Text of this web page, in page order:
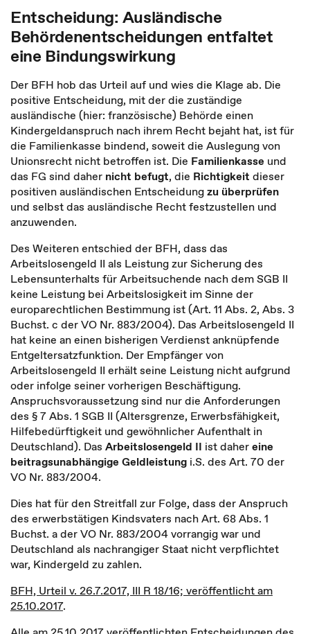
Entscheidung: Ausländische
Behördenentscheidungen entfaltet
eine Bindungswirkung
Der BFH hob das Urteil auf und wies die Klage ab. Die
positive Entscheidung, mit der die zuständige
ausländische (hier: französische) Behörde einen
Kindergeldanspruch nach ihrem Recht bejaht hat, ist für
die Familienkasse bindend, soweit die Auslegung von
Unionsrecht nicht betroffen ist. Die Familienkasse und
das FG sind daher nicht befugt, die Richtigkeit dieser
positiven ausländischen Entscheidungzu überprüfen
und selbst das ausländische Recht festzustellen und
anzuwenden.
Des Weiteren entschied der BFH, dass das
Arbeitslosengeld II als Leistung zur Sicherung des
Lebensunterhalts für Arbeitsuchende nach dem SGB II
keine Leistung bei Arbeitslosigkeit im Sinne der
europarechtlichen Bestimmung ist (Art. 11 Abs. 2, Abs. 3
Buchst. c der VO Nr. 883/2004). Das Arbeitslosengeld II
hat keine an einen bisherigen Verdienst anknüpfende
Entgeltersatzfunktion. Der Empfänger von
Arbeitslosengeld II erhält seine Leistung nicht aufgrund
oder infolge seiner vorherigen Beschäftigung.
Anspruchsvoraussetzung sind nur die Anforderungen
des § 7 Abs. 1 SGB II (Altersgrenze, Erwerbsfähigkeit,
Hilfebedürftigkeit und gewöhnlicher Aufenthalt in
Deutschland). Das Arbeitslosengeld II ist dahereine
beitragsunabhängige Geldleistung i.S. des Art. 70 der
VO Nr. 883/2004.
Dies hat für den Streitfall zur Folge, dass der Anspruch
des erwerbstätigen Kindsvaters nach Art. 68 Abs. 1
Buchst. a der VO Nr. 883/2004 vorrangig war und
Deutschland als nachrangiger Staat nicht verpflichtet
war, Kindergeld zu zahlen.
BFH, Urteil v. 26.7.2017, III R 18/16; veröffentlicht am
25.10.2017.